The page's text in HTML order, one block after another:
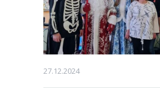
27.12.2024